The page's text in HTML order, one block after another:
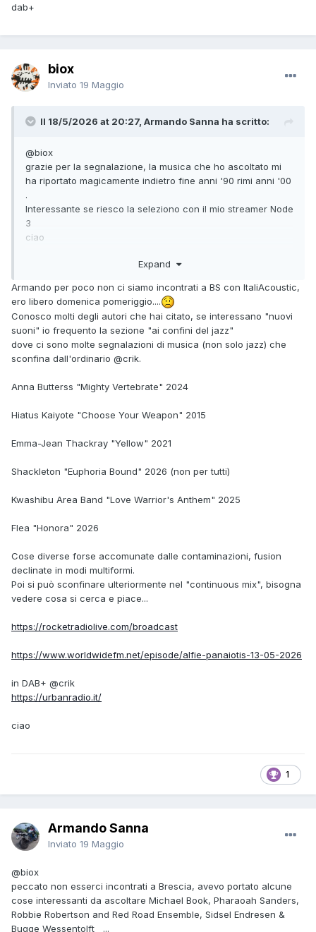
dab+
biox
Inviato 19 Maggio
Il 18/5/2026 at 20:27, Armando Sanna ha scritto:
@biox
grazie per la segnalazione, la musica che ho ascoltato mi
ha riportato magicamente indietro fine anni '90 rimi anni '00
.
Interessante se riesco la seleziono con il mio streamer Node
3
ciao
Expand
Armando per poco non ci siamo incontrati a BS con ItaliAcoustic,
ero libero domenica pomeriggio....
Conosco molti degli autori che hai citato, se interessano "nuovi
suoni" io frequento la sezione "ai confini del jazz"
dove ci sono molte segnalazioni di musica (non solo jazz) che
sconfina dall'ordinario @crik.
Anna Butterss "Mighty Vertebrate" 2024
Hiatus Kaiyote "Choose Your Weapon" 2015
Emma-Jean Thackray "Yellow" 2021
Shackleton "Euphoria Bound" 2026 (non per tutti)
Kwashibu Area Band "Love Warrior's Anthem" 2025
Flea "Honora" 2026
Cose diverse forse accomunate dalle contaminazioni, fusion
declinate in modi multiformi.
Poi si può sconfinare ulteriormente nel "continuous mix", bisogna
vedere cosa si cerca e piace...
https://rocketradiolive.com/broadcast
https://www.worldwidefm.net/episode/alfie-panaiotis-13-05-2026
in DAB+ @crik
https://urbanradio.it/
ciao
1
Armando Sanna
Inviato 19 Maggio
@biox
peccato non esserci incontrati a Brescia, avevo portato alcune
cose interessanti da ascoltare Michael Book, Pharaoah Sanders,
Robbie Robertson and Red Road Ensemble, Sidsel Endresen &
Bugge Wessentolft ...